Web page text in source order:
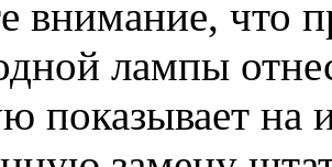
внимание, что
лампы
показывает на